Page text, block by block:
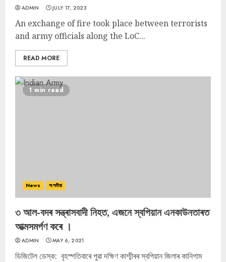
ADMIN JULY 17, 2023
An exchange of fire took place between terrorists
and army officials along the LoC...
READ MORE
1 min read
News অসমীয়া
৩ আল-বদৰ সন্ত্ৰাসবাদী নিহত, এজনে স্বপিয়ান এনকাউনতাৰত
আত্মসমৰ্পণ কৰে ।
ADMIN MAY 6, 2021
ডিজিটেল ডেস্ক: বৃহস্পতিবাৰে পুৱা দক্ষিণ কাশ্মীৰৰ স্বপিয়ান জিলাৰ কানিগাম